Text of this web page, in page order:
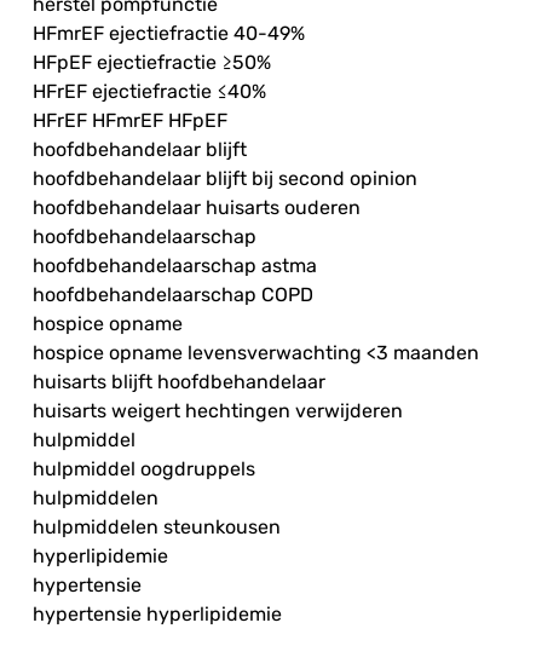
HFmrEF ejectiefractie 40-49%
HFpEF ejectiefractie ≥50%
HFrEF ejectiefractie ≤40%
HFrEF HFmrEF HFpEF
hoofdbehandelaar blijft
hoofdbehandelaar blijft bij second opinion
hoofdbehandelaar huisarts ouderen
hoofdbehandelaarschap
hoofdbehandelaarschap astma
hoofdbehandelaarschap COPD
hospice opname
hospice opname levensverwachting <3 maanden
huisarts blijft hoofdbehandelaar
huisarts weigert hechtingen verwijderen
hulpmiddel
hulpmiddel oogdruppels
hulpmiddelen
hulpmiddelen steunkousen
hyperlipidemie
hypertensie
hypertensie hyperlipidemie